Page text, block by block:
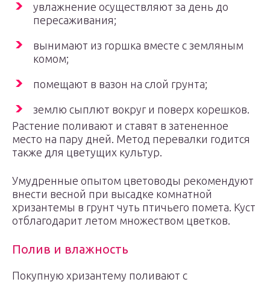
увлажнение осуществляют за день до
пересаживания;
вынимают из горшка вместе с земляным
комом;
помещают в вазон на слой грунта;
землю сыплют вокруг и поверх корешков.
Растение поливают и ставят в затененное
место на пару дней. Метод перевалки годится
также для цветущих культур.
Умудренные опытом цветоводы рекомендуют
внести весной при высадке комнатной
хризантемы в грунт чуть птичьего помета. Куст
отблагодарит летом множеством цветков.
Полив и влажность
Покупную хризантему поливают с